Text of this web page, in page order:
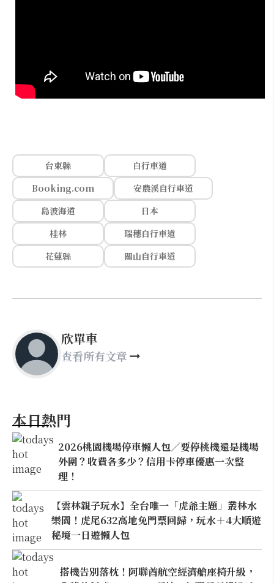
台東縣
自行車道
Booking.com
安農溪自行車道
島波海道
日本
桂林
瑞穗自行車道
花蓮縣
關山自行車道
欣單車
查看所有文章
本日熱門
2026桃園機場停車懶人包／要停桃機還是機場
外圍？收費各多少？信用卡停車優惠一次整
理！
【雲林親子玩水】全台唯一「虎爺主題」叢林水
樂園！虎尾632高地免門票回歸，玩水＋4大順遊
秘境一日遊懶人包
搭機告別落枕！阿聯酋航空經濟艙座椅升級，